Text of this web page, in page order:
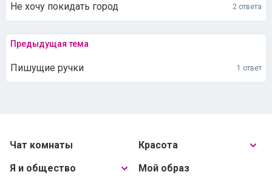
Не хочу покидать город 2 ответа
Предыдущая тема
Пишущие ручки 1 ответ
Чат комнаты
Я и общество
Красота
Мой образ